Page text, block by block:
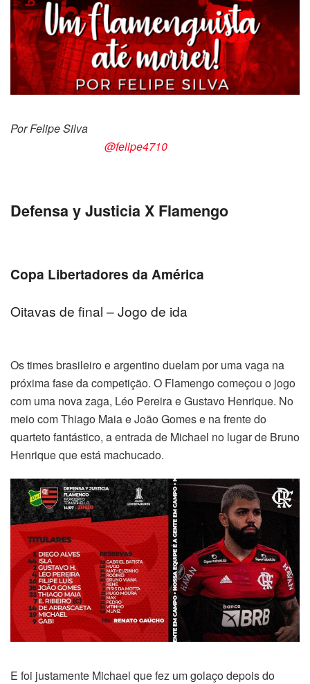
Por Felipe Silva
@felipe4710
Defensa y Justicia X Flamengo
Copa Libertadores da América
Oitavas de final – Jogo de ida
Os times brasileiro e argentino duelam por uma vaga na
próxima fase da competição. O Flamengo começou o jogo
com uma nova zaga, Léo Pereira e Gustavo Henrique. No
meio com Thiago Maia e João Gomes e na frente do
quarteto fantástico, a entrada de Michael no lugar de Bruno
Henrique que está machucado.
E foi justamente Michael que fez um golaço depois do